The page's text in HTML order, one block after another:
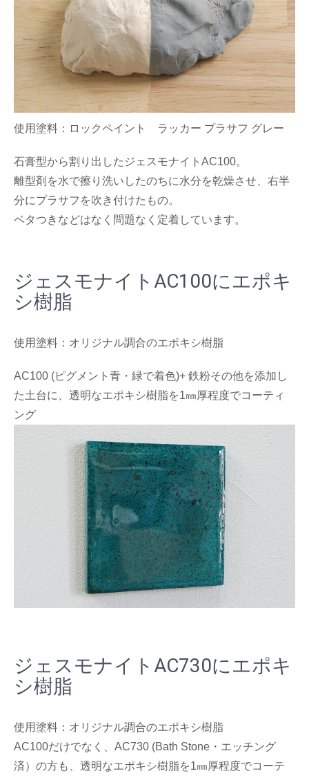
使用塗料：ロックペイント ラッカー プラサフ グレー
石膏型から割り出したジェスモナイトAC100。
離型剤を水で擦り洗いしたのちに水分を乾燥させ、右半
分にプラサフを吹き付けたもの。
ベタつきなどはなく問題なく定着しています。
ジェスモナイトAC100にエポキ
シ樹脂
使用塗料：オリジナル調合のエポキシ樹脂
AC100 (ピグメント青・緑で着色)+ 鉄粉その他を添加し
た土台に、透明なエポキシ樹脂を1㎜厚程度でコーティ
ング
ジェスモナイトAC730にエポキ
シ樹脂
使用塗料：オリジナル調合のエポキシ樹脂
AC100だけでなく、AC730 (Bath Stone・エッチング
済）の方も、透明なエポキシ樹脂を1㎜厚程度でコーテ